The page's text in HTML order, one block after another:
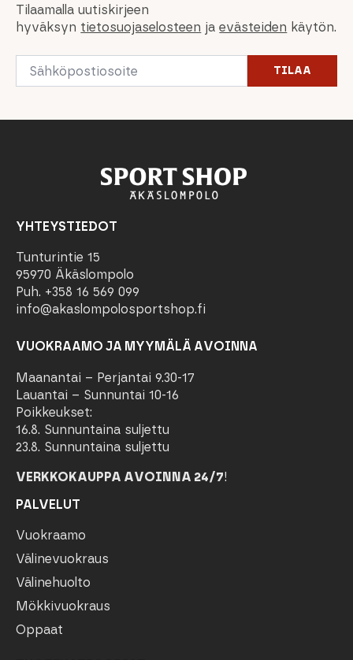
Tilaamalla uutiskirjeen
hyväksyn tietosuojaselosteen jaevästeiden käytön.
Email
TILAA
YHTEYSTIEDOT
Tunturintie 15
95970 Äkäslompolo
Puh. +358 16 569 099
info@akaslompolosportshop.fi
VUOKRAAMO JA MYYMÄLÄ AVOINNA
Maanantai – Perjantai 9.30-17
Lauantai – Sunnuntai 10-16
Poikkeukset:
16.8. Sunnuntaina suljettu
23.8. Sunnuntaina suljettu
VERKKOKAUPPA AVOINNA 24/7!
PALVELUT
Vuokraamo
Välinevuokraus
Välinehuolto
Mökkivuokraus
Oppaat